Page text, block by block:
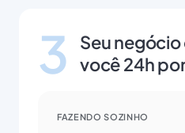
3
Seu
você 24h
FAZENDO SOZINHO